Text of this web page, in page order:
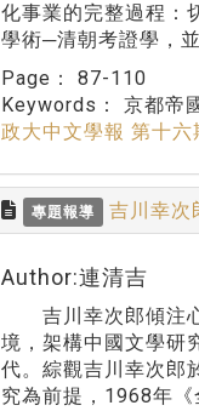
化事業的完整過程：
學術─清朝考證學，
Page： 87-110
Keywords： 京都帝
政大中文學報 第十六
專題報導 吉川幸次
Author:連清吉
吉川幸次郎傾注心
境，架構中國文學研
代。綜觀吉川幸次郎
究為前提，1968年